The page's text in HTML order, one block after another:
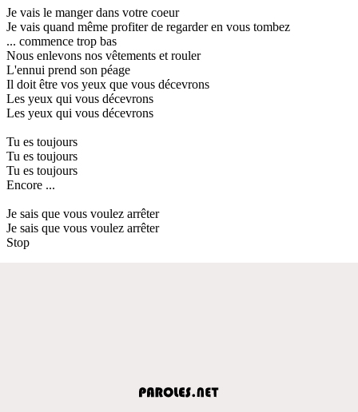
Je vais le manger dans votre coeur
Je vais quand même profiter de regarder en vous tombez
... commence trop bas
Nous enlevons nos vêtements et rouler
L'ennui prend son péage
Il doit être vos yeux que vous décevrons
Les yeux qui vous décevrons
Les yeux qui vous décevrons
Tu es toujours
Tu es toujours
Tu es toujours
Encore ...
Je sais que vous voulez arrêter
Je sais que vous voulez arrêter
Stop